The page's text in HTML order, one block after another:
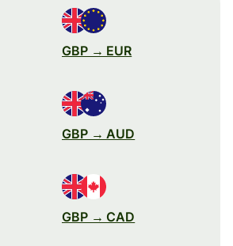
GBP → EUR
GBP → AUD
GBP → CAD